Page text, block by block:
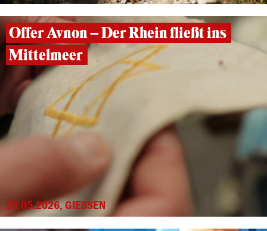
Offer Avnon – Der Rhein fließt ins
Mittelmeer
26.05.2026, GIESSEN